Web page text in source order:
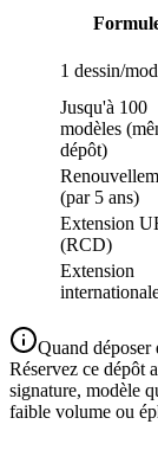
1 dessin/
Jusqu'à 100
modèles
dépôt)
(par 5 ans)
Extension
(RCD)
Extension
Quand déposer
Réservez ce dépôt
signature, modèle
faible volume ou